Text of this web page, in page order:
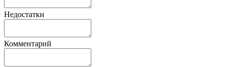
Недостатки
Комментарий